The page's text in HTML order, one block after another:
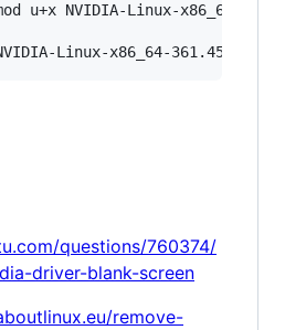
u+x NVIDIA-Linux-x86_64-
questions/760374/
driver-blank-screen
remove-